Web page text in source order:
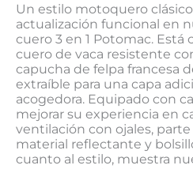
Un estilo motoquero
actualización funcional en
cuero 3 en 1 Potomac. Está
cuero de vaca resistente
capucha de felpa francesa
extraíble para una capa
acogedora. Equipado con
mejorar su experiencia en
ventilación con ojales,
material reflectante y
cuanto al estilo, muestra